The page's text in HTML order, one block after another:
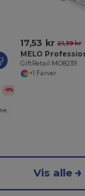
-8%
17,53 kr 21,39 kr
GiftRetail MO8239
+1 Farver
Vis alle